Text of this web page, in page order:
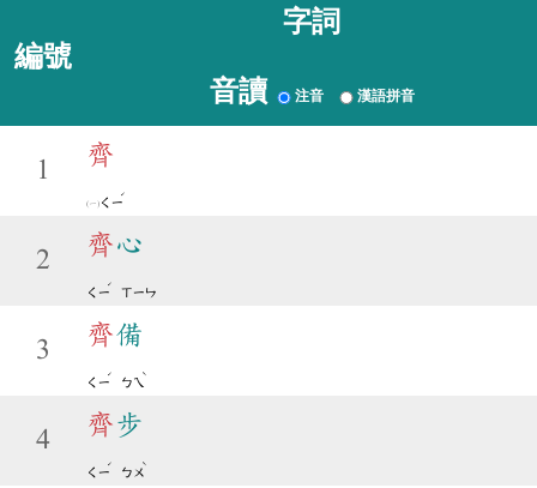
編號
字詞
音讀 注音 漢語拼音
1
齊
ㄑㄧ
ˊ
2
齊心
ㄑㄧ
ˊ
ㄒㄧㄣ
3
齊備
ㄑㄧ
ˊ
ㄅㄟ
ˋ
4
齊步
ㄑㄧ
ˊ
ㄅㄨ
ˋ